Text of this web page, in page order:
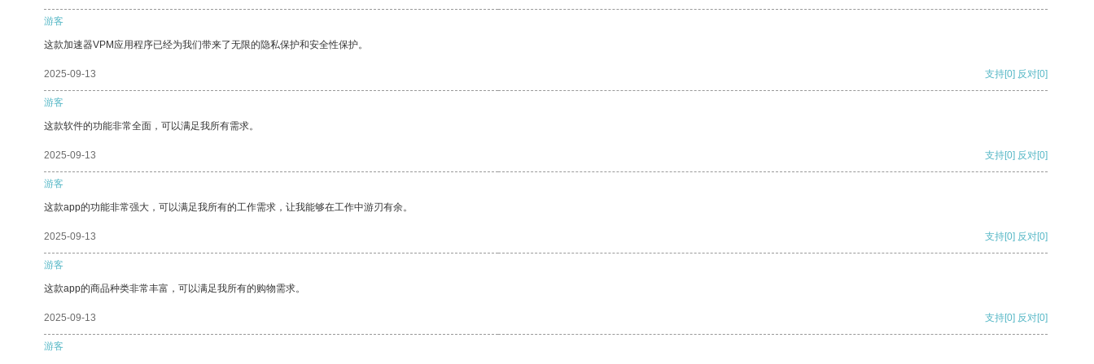
游客
这款加速器VPM应用程序已经为我们带来了无限的隐私保护和安全性保护。
2025-09-13 支持[0] 反对[0]
游客
这款软件的功能非常全面，可以满足我所有需求。
2025-09-13 支持[0] 反对[0]
游客
这款app的功能非常强大，可以满足我所有的工作需求，让我能够在工作中游刃有余。
2025-09-13 支持[0] 反对[0]
游客
这款app的商品种类非常丰富，可以满足我所有的购物需求。
2025-09-13 支持[0] 反对[0]
游客